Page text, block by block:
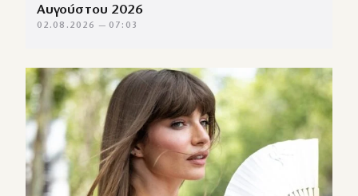
Αυγούστου 2026
02.08.2026 — 07:03